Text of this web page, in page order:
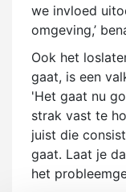
we invloed
omgeving,’
Ook het
gaat, is een
'Het gaat nu
strak vast te
juist die
gaat. Laat je
het